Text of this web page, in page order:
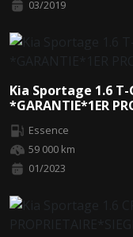
03/2019
Kia Sportage 1.6 T-
*GARANTIE*1ER
Essence
59 000 km
01/2023